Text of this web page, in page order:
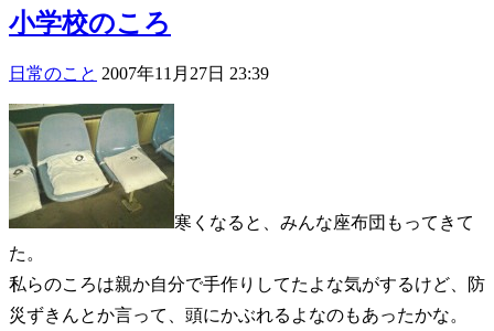
小学校のころ
日常のこと 2007年11月27日 23:39
寒くなると、みんな座布団もってきて
た。
私らのころは親か自分で手作りしてたよな気がするけど、防
災ずきんとか言って、頭にかぶれるよなのもあったかな。